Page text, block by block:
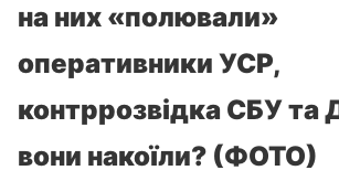
на них «полювали»
оперативники УСР,
контррозвідка СБУ
вони накоїли? (ФОТО)